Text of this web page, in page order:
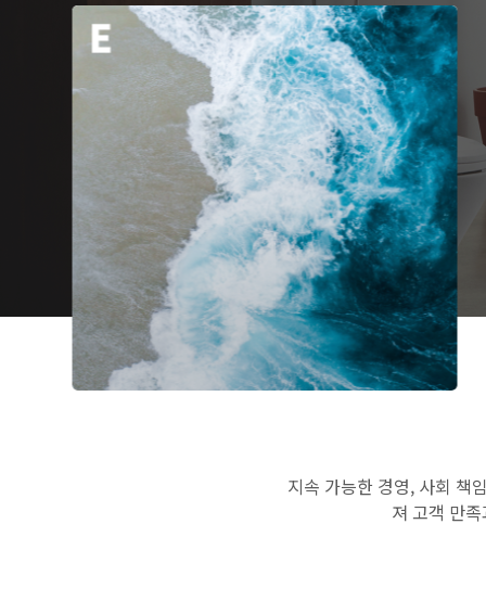
지속 가능한 경영, 사회 책
져 고객 만